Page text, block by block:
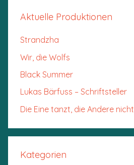
Aktuelle Produktionen
Strandzha
Wir, die Wolfs
Black Summer
Lukas Bärfuss – Schriftsteller
Die Eine tanzt, die Andere nicht
Kategorien